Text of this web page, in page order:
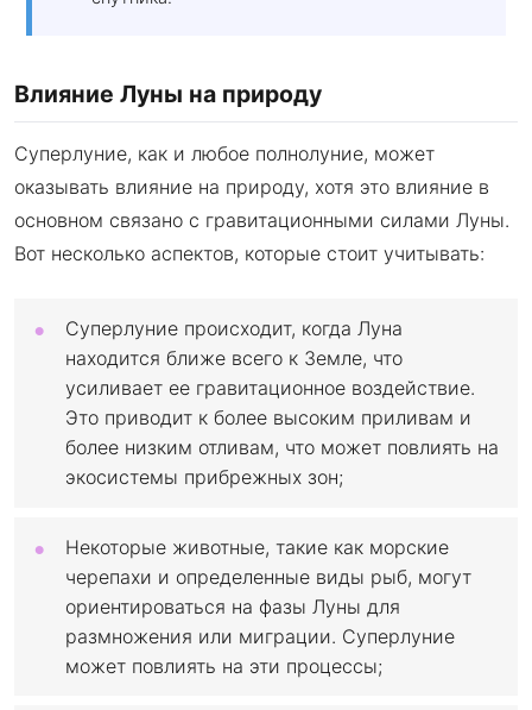
Влияние Луны на природу
Суперлуние, как и любое полнолуние, может
оказывать влияние на природу, хотя это влияние в
основном связано с гравитационными силами Луны.
Вот несколько аспектов, которые стоит учитывать:
Суперлуние происходит, когда Луна
находится ближе всего к Земле, что
усиливает ее гравитационное воздействие.
Это приводит к более высоким приливам и
более низким отливам, что может повлиять на
экосистемы прибрежных зон;
Некоторые животные, такие как морские
черепахи и определенные виды рыб, могут
ориентироваться на фазы Луны для
размножения или миграции. Суперлуние
может повлиять на эти процессы;